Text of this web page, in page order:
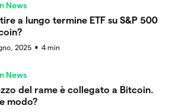
News
a lungo termine ETF su S&P 500
2025 ● 4 min
News
del rame è collegato a Bitcoin.
modo?